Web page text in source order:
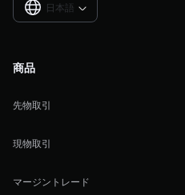
日本語 
商品
先物取引
現物取引
マージントレード